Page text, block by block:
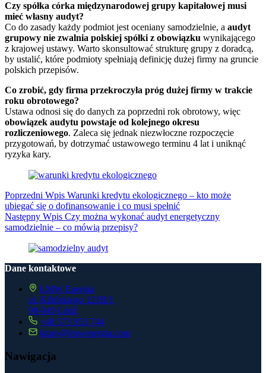
Czy spółka córka międzynarodowej grupy kapitałowej musi
mieć własny audyt?
Co do zasady każdy podmiot jest oceniany samodzielnie, a audyt
grupowy nie zwalnia polskiej spółki z obowiązku wynikającego
z krajowej ustawy. Warto skonsultować strukturę grupy z doradcą,
by ustalić, które podmioty spełniają definicję dużej firmy na gruncie
polskich przepisów.
Co zrobić, gdy firma przekroczyła próg dużej firmy w trakcie
roku obrotowego?
Ustawa odnosi się do danych za poprzedni rok obrotowy, więc
obowiązek audytu powstaje od kolejnego okresu
rozliczeniowego. Zaleca się jednak niezwłoczne rozpoczęcie
przygotowań, by dotrzymać ustawowego terminu 4 lat i uniknąć
ryzyka kary.
Poprzedni Wpis Warunki kredytu ekologicznego – kto może
ubiegać się o dofinansowanie i co musi spełnić
Następny Wpis Czy można wykonać audyt energetyczny
samodzielnie – co mówią przepisy?
Dane kontaktowe
ŁMW Energia
ul. Kilińskiego 121B/1
90-049 Łódź
+48 573 953 744
biuro@lmwenergia.com
Nawigacja